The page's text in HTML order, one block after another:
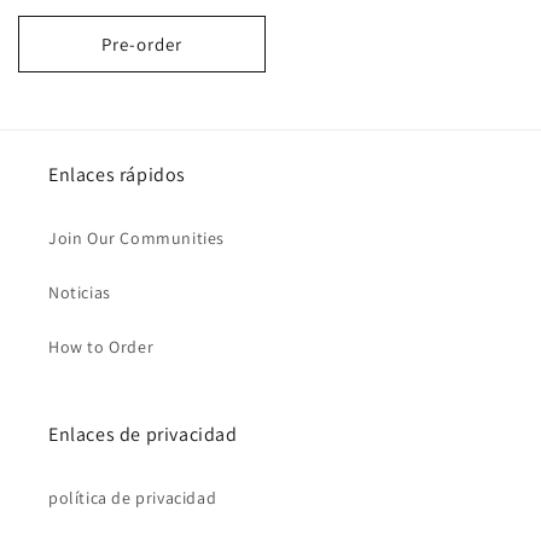
habitual
Pre-order
Enlaces rápidos
Join Our Communities
Noticias
How to Order
Enlaces de privacidad
política de privacidad